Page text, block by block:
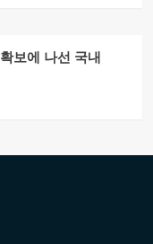
보에 나선 국내